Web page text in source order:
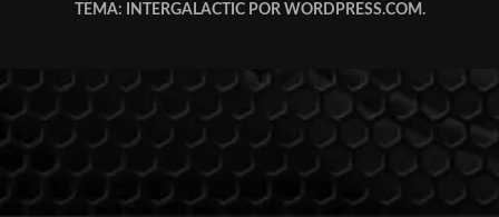
TEMA: INTERGALACTIC POR WORDPRESS.COM.